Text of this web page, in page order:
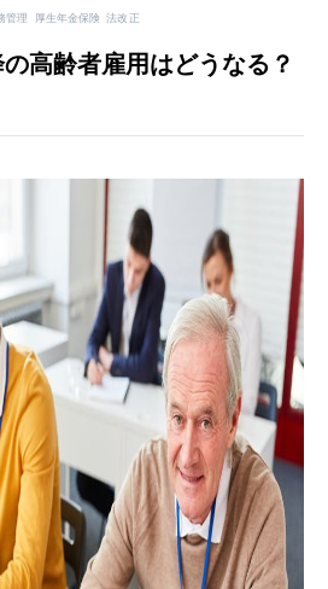
管理 厚生年金保険 法改正
高齢者雇用はどうなる？